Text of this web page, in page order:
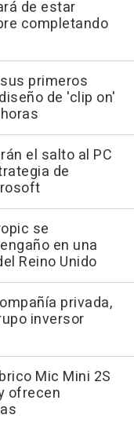
de estar
completando
primeros
de 'clip on'
el salto al PC
de
se
en una
Reino Unido
privada,
inversor
Mic Mini 2S
ofrecen